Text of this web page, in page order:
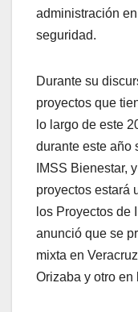
administración
seguridad.
Durante su
proyectos que
lo largo de este
durante este año
IMSS Bienestar,
proyectos estará
los Proyectos de
anunció que se
mixta en
Orizaba y otro